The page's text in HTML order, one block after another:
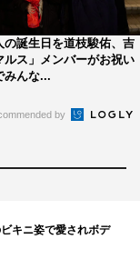
師）と対決。杏
師・立花（尾美と
、苦しむ杏花を
の誕生日を道枝駿佑、吉
ルス」メンバーがお祝い
みんな...
by
キニ姿で愛されボデ